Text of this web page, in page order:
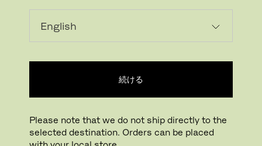
続ける
Please note that we do not ship directly to the
selected destination. Orders can be placed